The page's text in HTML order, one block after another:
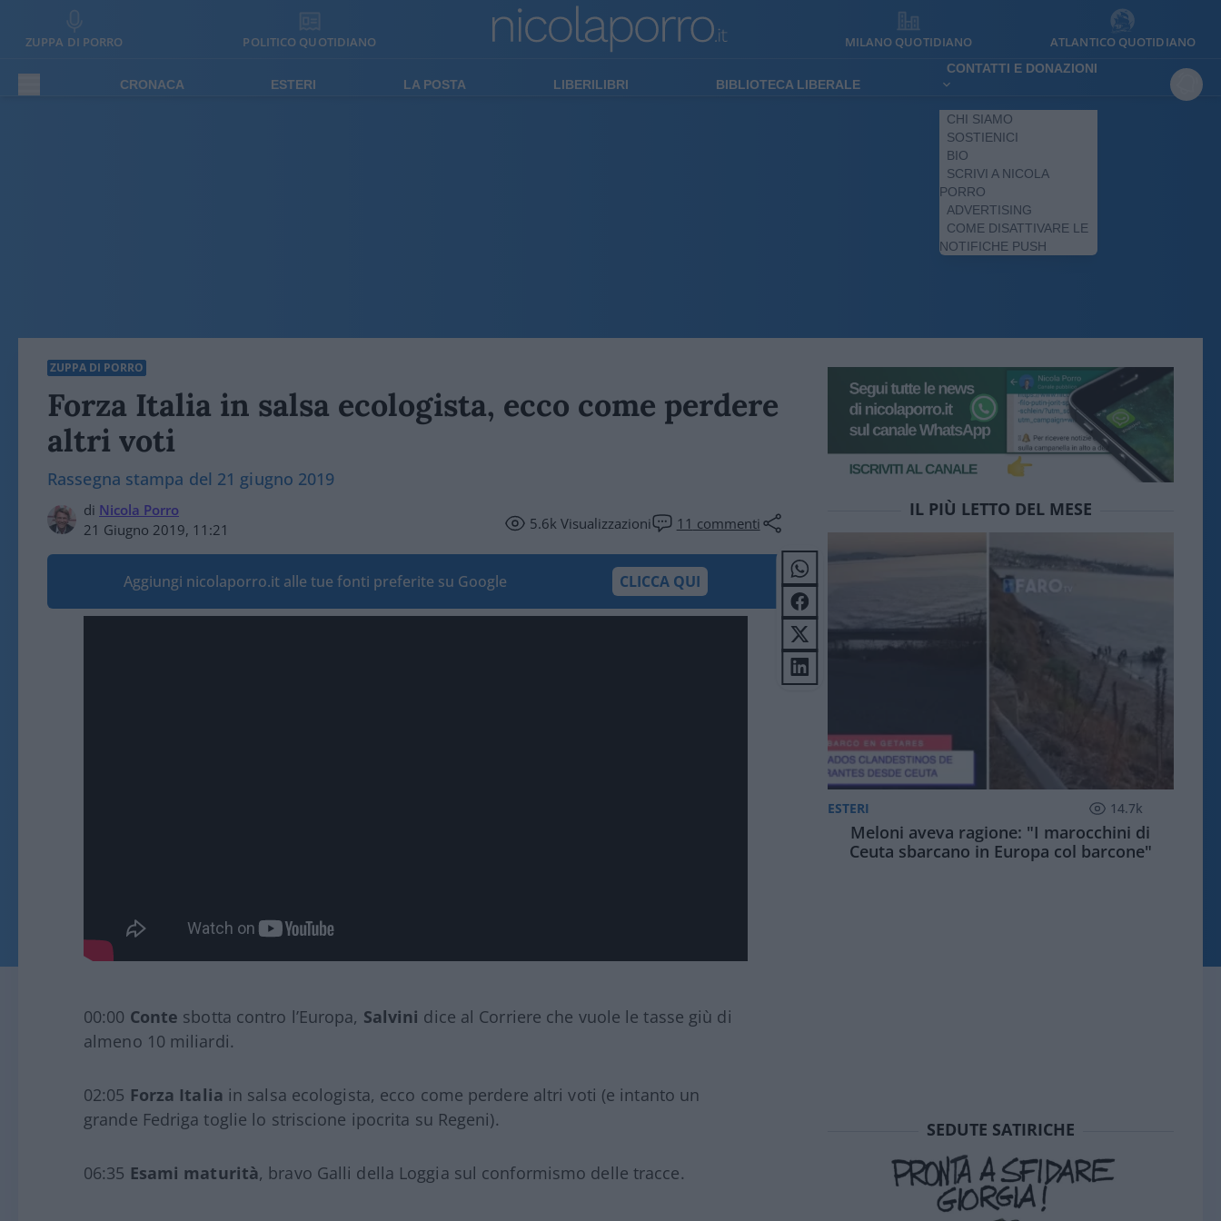
ZUPPA DI PORRO POLITICO QUOTIDIANO MILANO QUOTIDIANO ATLANTICO QUOTIDIANO
CRONACA ESTERI LA POSTA LIBERILIBRI BIBLIOTECA LIBERALE
CONTATTI E DONAZIONI
CHI SIAMO
SOSTIENICI
BIO
SCRIVI A NICOLA
PORRO
ADVERTISING
COME DISATTIVARE LE
NOTIFICHE PUSH
ZUPPA DI PORRO
Forza Italia in salsa ecologista, ecco come perdere
altri voti
Rassegna stampa del 21 giugno 2019
di Nicola Porro
21 Giugno 2019, 11:21
5.6kVisualizzazioni 11 commenti
Aggiungi nicolaporro.it alle tue fonti preferite su Google CLICCA QUI
00:00 Conte sbotta contro l’Europa, Salvini dice al Corriere che vuole le tasse giù di
almeno 10 miliardi.
02:05 Forza Italia in salsa ecologista, ecco come perdere altri voti (e intanto un
grande Fedriga toglie lo striscione ipocrita su Regeni).
06:35 Esami maturità, bravo Galli della Loggia sul conformismo delle tracce.
IL PIÙ LETTO DEL MESE
ESTERI 14.7k
Meloni aveva ragione: "I marocchini di
Ceuta sbarcano in Europa col barcone"
SEDUTE SATIRICHE